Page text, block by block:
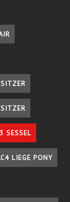
SESSEL
LIEGE PONY